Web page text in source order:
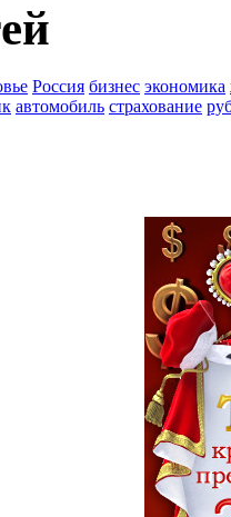
Россия бизнес экономика
автомобиль страхование